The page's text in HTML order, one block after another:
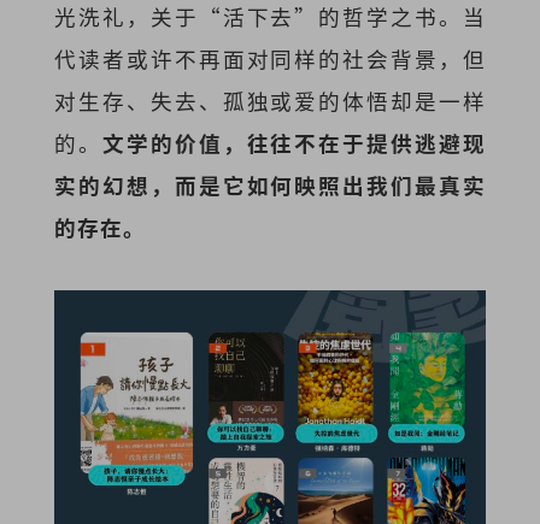
光洗礼，关于“活下去”的哲学之书。当
代读者或许不再面对同样的社会背景，但
对生存、失去、孤独或爱的体悟却是一样
的。 文学的价值，往往不在于提供逃避现
实的幻想，而是它如何映照出我们最真实
的存在。